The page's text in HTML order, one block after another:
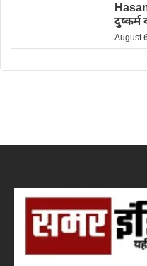
दुष्कर्म
August